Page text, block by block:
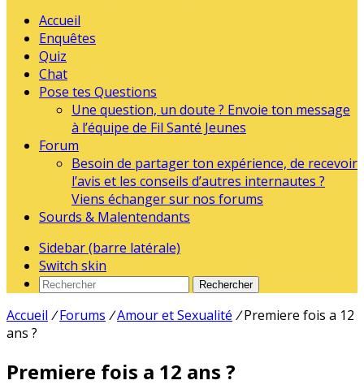
Accueil
Enquêtes
Quiz
Chat
Pose tes Questions
Une question, un doute ? Envoie ton message
à l’équipe de Fil Santé Jeunes
Forum
Besoin de partager ton expérience, de recevoir
l’avis et les conseils d’autres internautes ?
Viens échanger sur nos forums
Sourds & Malentendants
Sidebar (barre latérale)
Switch skin
Rechercher
Accueil / Forums /Amour et Sexualité / Premiere fois a 12
ans ?
Premiere fois a 12 ans ?